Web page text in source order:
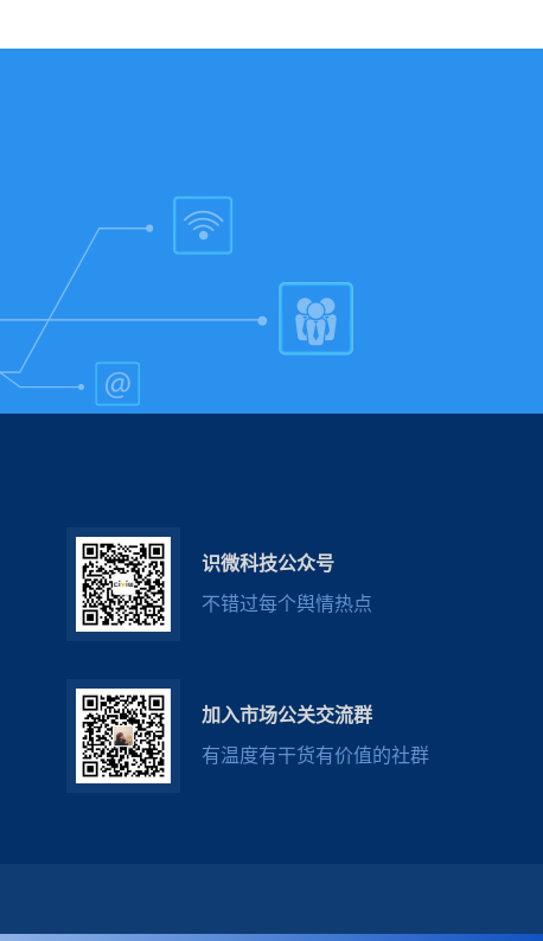
识微科技公众号
不错过每个舆情热点
加入市场公关交流群
有温度有干货有价值的社群